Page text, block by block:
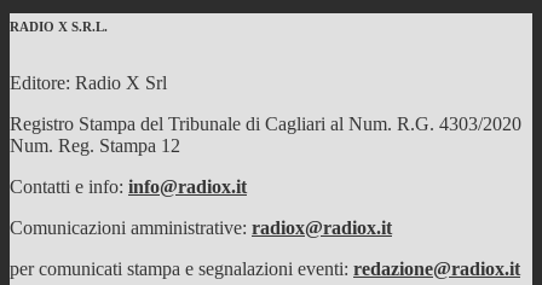
RADIO X S.R.L.
Editore: Radio X Srl
Registro Stampa del Tribunale di Cagliari al Num. R.G. 4303/2020
Num. Reg. Stampa 12
Contatti e info: info@radiox.it
Comunicazioni amministrative: radiox@radiox.it
per comunicati stampa e segnalazioni eventi: redazione@radiox.it